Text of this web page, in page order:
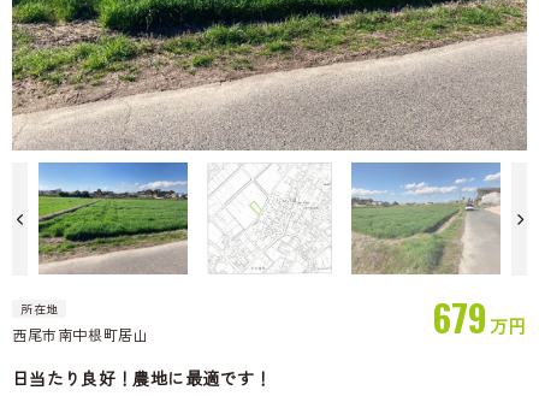
所在地
西尾市南中根町居山 679 万円
日当たり良好！農地に最適です！